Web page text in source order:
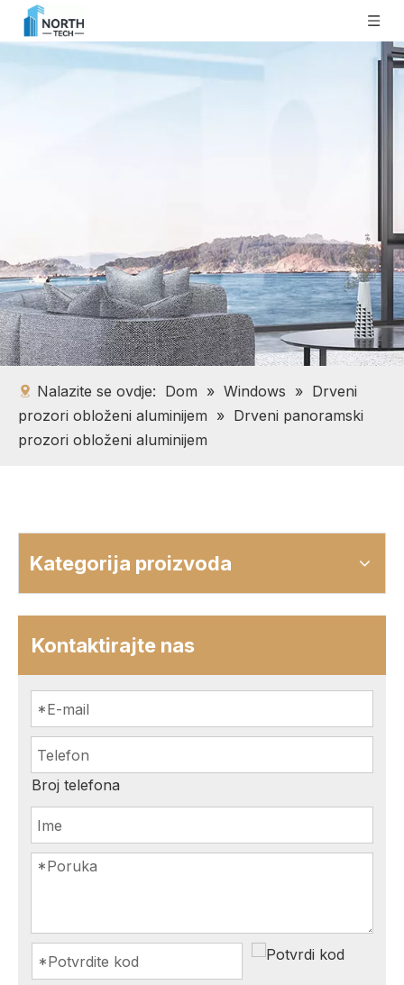
Nalazite se ovdje: Dom » Windows » Drveni
prozori obloženi aluminijem » Drveni panoramski
prozori obloženi aluminijem
Kategorija proizvoda
Kontaktirajte nas
Broj telefona